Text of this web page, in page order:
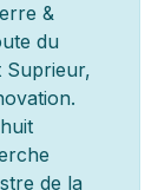
&
du
Suprieur,
re de la